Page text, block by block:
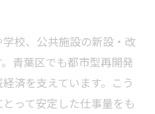
校、公共施設の新設・改
青葉区でも都市型再開発
済を支えています。こう
って安定した仕事量をも